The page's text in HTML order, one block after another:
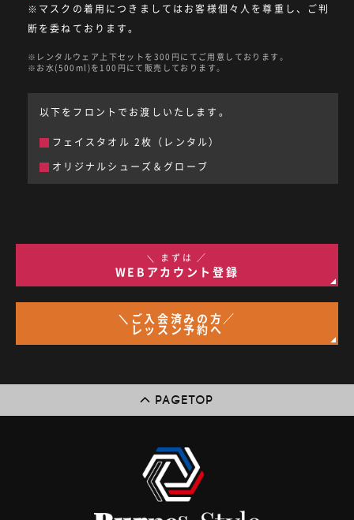
※マスクの着用につきましてはお客様個々人を尊重し、ご判
断を委ねております。
レンタルウェア上下セットを300円にてご用意しております。
お水(500ml)を100円にて販売しております。
以下をフロントでお渡しいたします。
フェイスタオル 2枚（レンタル）
オリジナルシューズ＆グローブ
＼ まずは ／
WEBアカウント登録
＼ご入会済みの方／
レッスン予約へ
PAGETOP